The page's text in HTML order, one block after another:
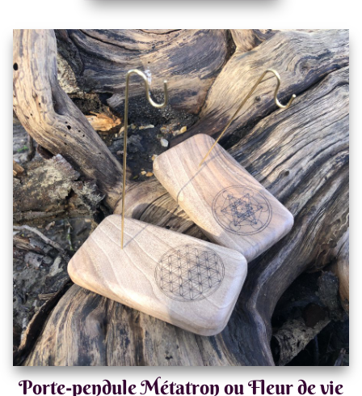
Porte-pendule Métatron ou Fleur de vie